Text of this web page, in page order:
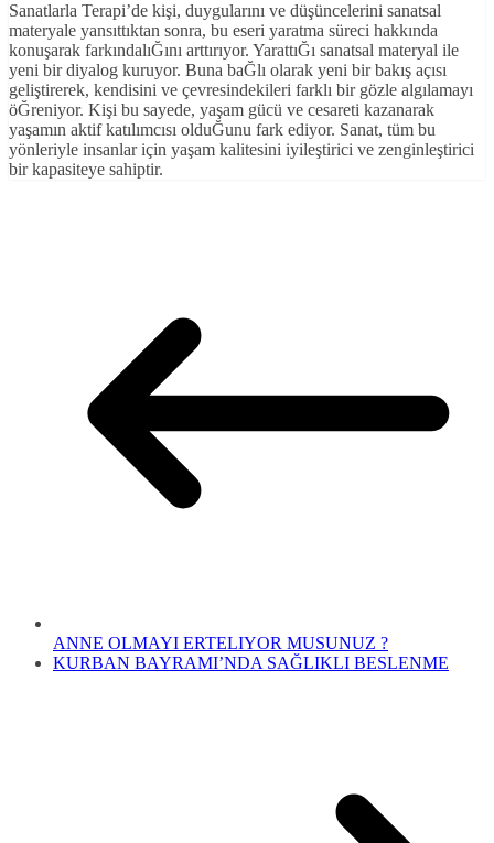
Sanatlarla Terapi’de kişi, duygularını ve düşüncelerini sanatsal
materyale yansıttıktan sonra, bu eseri yaratma süreci hakkında
konuşarak farkındalıĞını arttırıyor. YarattıĞı sanatsal materyal ile
yeni bir diyalog kuruyor. Buna baĞlı olarak yeni bir bakış açısı
geliştirerek, kendisini ve çevresindekileri farklı bir gözle algılamayı
öĞreniyor. Kişi bu sayede, yaşam gücü ve cesareti kazanarak
yaşamın aktif katılımcısı olduĞunu fark ediyor. Sanat, tüm bu
yönleriyle insanlar için yaşam kalitesini iyileştirici ve zenginleştirici
bir kapasiteye sahiptir.
ANNE OLMAYI ERTELIYOR MUSUNUZ ?
KURBAN BAYRAMI’NDA SAĞLIKLI BESLENME